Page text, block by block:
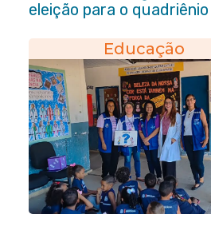
eleição para o
Educação